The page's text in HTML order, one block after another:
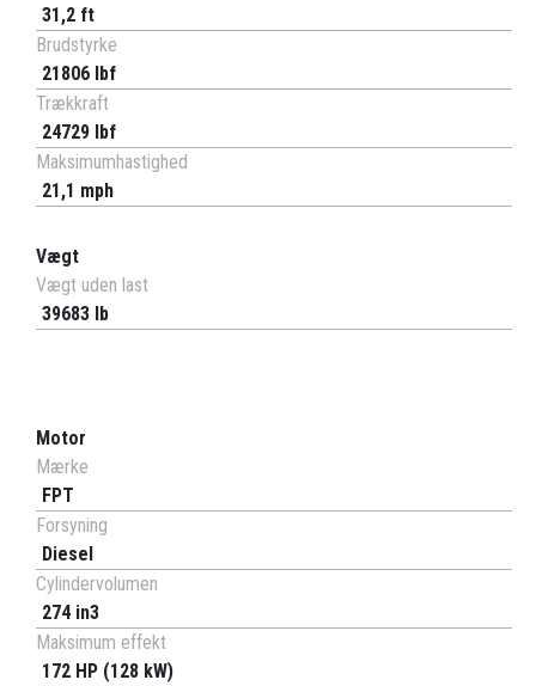
31,2 ft
Brudstyrke
21806 lbf
Trækkraft
24729 lbf
Maksimumhastighed
21,1 mph
Vægt
Vægt uden last
39683 lb
Motor
Mærke
FPT
Forsyning
Diesel
Cylindervolumen
274 in3
Maksimum effekt
172 HP (128 kW)